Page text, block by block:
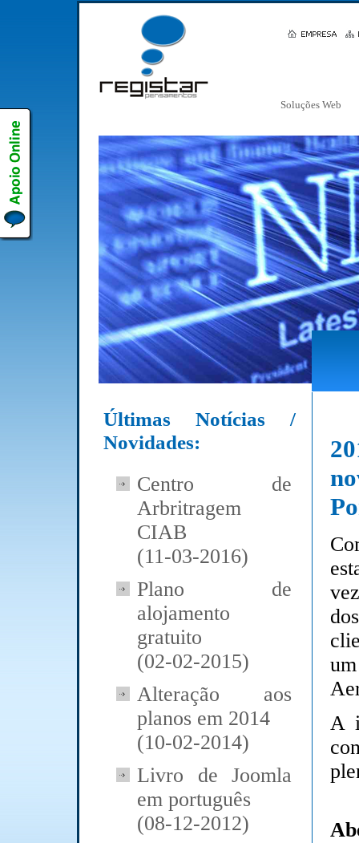
Soluções Web
Últimas Notícias /
Novidades:
Centro de
Arbritragem
CIAB
(11-03-2016)
Plano de
alojamento
gratuito
(02-02-2015)
Alteração aos
planos em 2014
(10-02-2014)
Livro de Joomla
em português
(08-12-2012)
A